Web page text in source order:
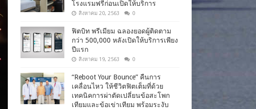
โรงแรมฟรีก่อนเปิดให้บริการ
สิงหาคม 20, 2563 0
ฟิตบิท พรีเมียม ฉลองยอดผู้ติดตาม
กว่า 500,000 หลังเปิดให้บริการเพียง
ปีแรก
สิงหาคม 19, 2563 0
“Reboot Your Bounce” คืนการ
เคลื่อนไหว ให้ชีวิตฟิตเต็มที่ด้วย
เทคนิคการผ่าตัดเปลี่ยนข้อสะโพก
เทียมและข้อเข่าเทียม พร้อมระงับ